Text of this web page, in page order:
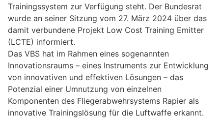
Trainingssystem zur Verfügung steht. Der Bundesrat
wurde an seiner Sitzung vom 27. März 2024 über das
damit verbundene Projekt Low Cost Training Emitter
(LCTE) informiert.
Das VBS hat im Rahmen eines sogenannten
Innovationsraums – eines Instruments zur Entwicklung
von innovativen und effektiven Lösungen – das
Potenzial einer Umnutzung von einzelnen
Komponenten des Fliegerabwehrsystems Rapier als
innovative Trainingslösung für die Luftwaffe erkannt.